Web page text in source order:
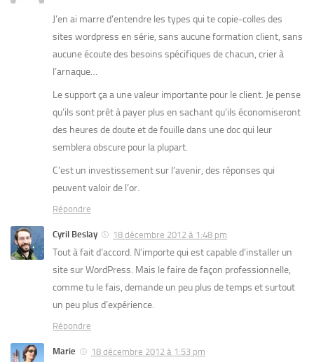
J’en ai marre d’entendre les types qui te copie-colles des
sites wordpress en série, sans aucune formation client, sans
aucune écoute des besoins spécifiques de chacun, crier à
l’arnaque…
Le support ça a une valeur importante pour le client. Je pense
qu’ils sont prêt à payer plus en sachant qu’ils économiseront
des heures de doute et de fouille dans une doc qui leur
semblera obscure pour la plupart.
C’est un investissement sur l’avenir, des réponses qui
peuvent valoir de l’or.
Répondre
Cyril Beslay 18 décembre 2012 à 1:48 pm
Tout à fait d’accord. N’importe qui est capable d’installer un
site sur WordPress. Mais le faire de façon professionnelle,
comme tu le fais, demande un peu plus de temps et surtout
un peu plus d’expérience.
Répondre
Marie 18 décembre 2012 à 1:53 pm